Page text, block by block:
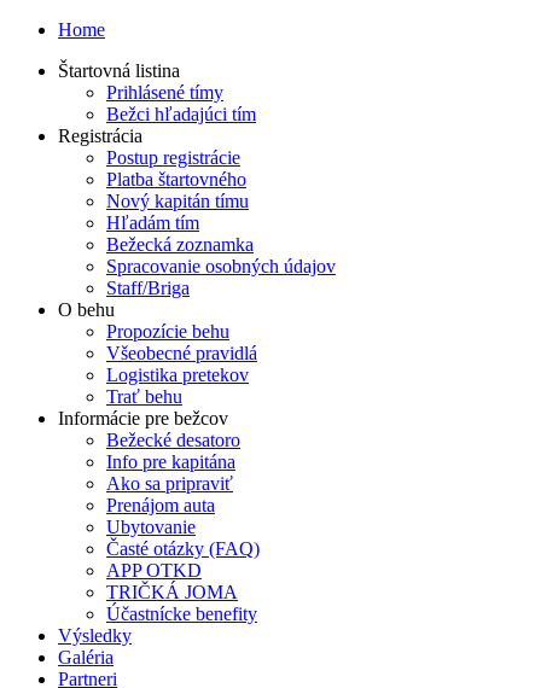
Home
Štartovná listina
Prihlásené tímy
Bežci hľadajúci tím
Registrácia
Postup registrácie
Platba štartovného
Nový kapitán tímu
Hľadám tím
Bežecká zoznamka
Spracovanie osobných údajov
Staff/Briga
O behu
Propozície behu
Všeobecné pravidlá
Logistika pretekov
Trať behu
Informácie pre bežcov
Bežecké desatoro
Info pre kapitána
Ako sa pripraviť
Prenájom auta
Ubytovanie
Časté otázky (FAQ)
APP OTKD
TRIČKÁ JOMA
Účastnícke benefity
Výsledky
Galéria
Partneri